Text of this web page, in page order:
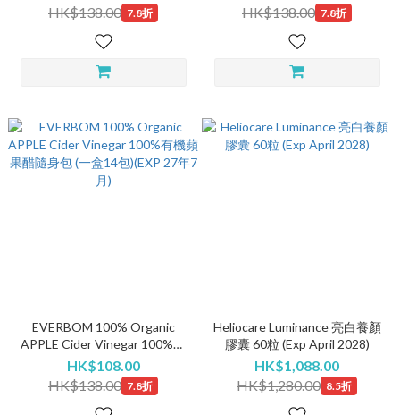
HK$138.00 7.8折
HK$138.00 7.8折
EVERBOM 100% Organic
APPLE Cider Vinegar 100%有
機蘋果醋隨身包 (一盒14包)
(EXP 27年7月)
HK$108.00
HK$138.00 7.8折
Heliocare Luminance 亮白養顏
膠囊 60粒 (Exp April 2028)
HK$1,088.00
HK$1,280.00 8.5折